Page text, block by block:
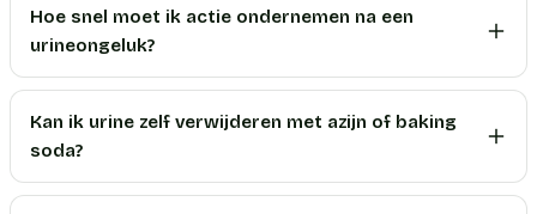
Hoe snel moet ik actie ondernemen na een
urineongeluk?
Kan ik urine zelf verwijderen met azijn of baking
soda?